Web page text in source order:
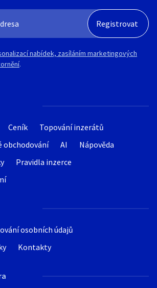
Ceník
Topování inzerátů
obchodování
AI
Nápověda
Pravidla inzerce
osobních údajů
Kontakty
nabídek, zasíláním marketingových
.